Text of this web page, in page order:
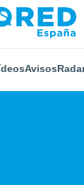
Avisos